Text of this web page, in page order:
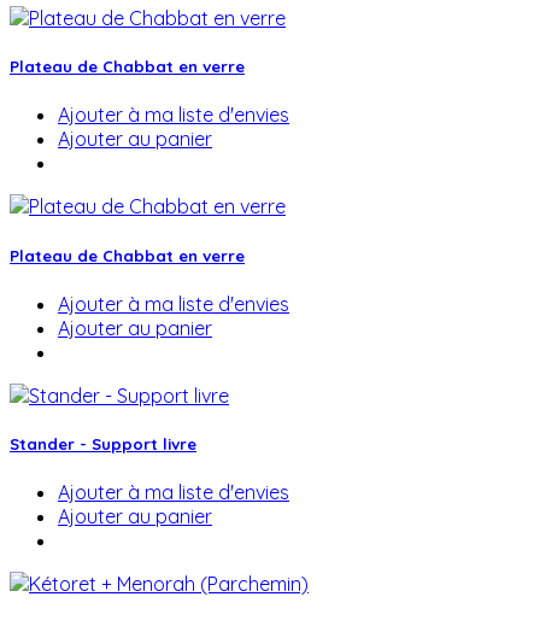
Plateau de Chabbat en verre
Ajouter à ma liste d'envies
Ajouter au panier
Plateau de Chabbat en verre
Ajouter à ma liste d'envies
Ajouter au panier
Stander - Support livre
Ajouter à ma liste d'envies
Ajouter au panier